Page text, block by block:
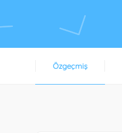
Özgeçmiş